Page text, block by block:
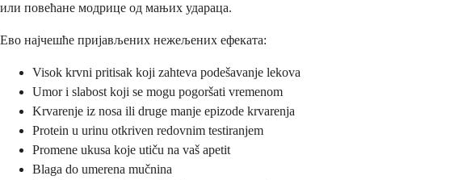
или повећане модрице од мањих удараца.
Ево најчешће пријављених нежељених ефеката:
Visok krvni pritisak koji zahteva podešavanje lekova
Umor i slabost koji se mogu pogoršati vremenom
Krvarenje iz nosa ili druge manje epizode krvarenja
Protein u urinu otkriven redovnim testiranjem
Promene ukusa koje utiču na vaš apetit
Blaga do umerena mučnina